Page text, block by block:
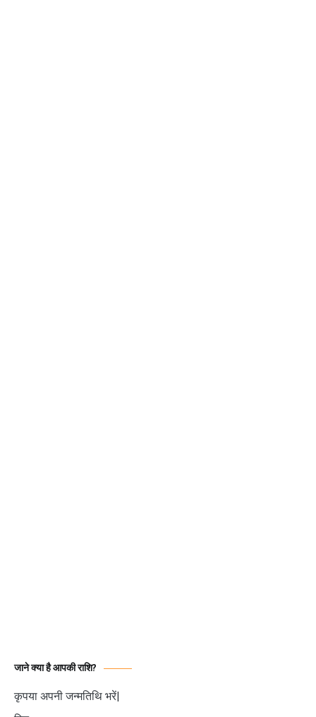
जाने क्या है आपकी राशि?
कृपया अपनी जन्मतिथि भरें|